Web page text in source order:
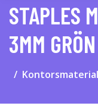
STAPLES
3MM GRÖN
Kontorsmaterial